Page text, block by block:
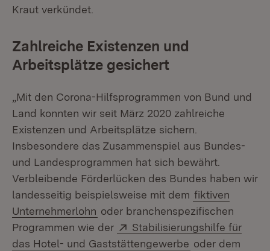
Kraut verkündet.
Zahlreiche Existenzen und
Arbeitsplätze gesichert
„Mit den Corona-Hilfsprogrammen von Bund und
Land konnten wir seit März 2020 zahlreiche
Existenzen und Arbeitsplätze sichern.
Insbesondere das Zusammenspiel aus Bundes-
und Landesprogrammen hat sich bewährt.
Verbleibende Förderlücken des Bundes haben wir
landesseitig beispielsweise mit dem fiktiven
Unternehmerlohn oder branchenspezifischen
Programmen wie der
Extern:
Stabilisierungshilfe für
das Hotel- und Gaststättengewerbe (Öffnet in
oder dem